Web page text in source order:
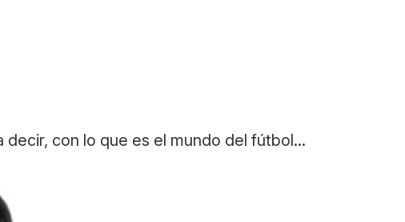
con lo que es el mundo del fútbol...